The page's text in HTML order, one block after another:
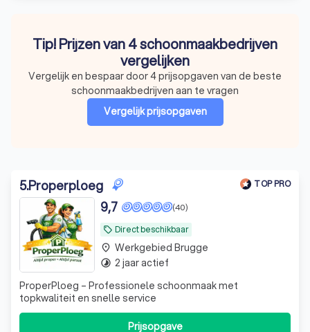
Tip! Prijzen van 4 schoonmaakbedrijven
vergelijken
Vergelijk en bespaar door 4 prijsopgaven van de beste
schoonmaakbedrijven aan te vragen
Vergelijk prijsopgaven
5.Properploeg TOP PRO
local_offer Direct beschikbaar
(40)
9,7
ProperPloeg – Professionele schoonmaak met
topkwaliteit en snelle service
Prijsopgave
place Werkgebied Brugge
timelapse 2 jaar actief